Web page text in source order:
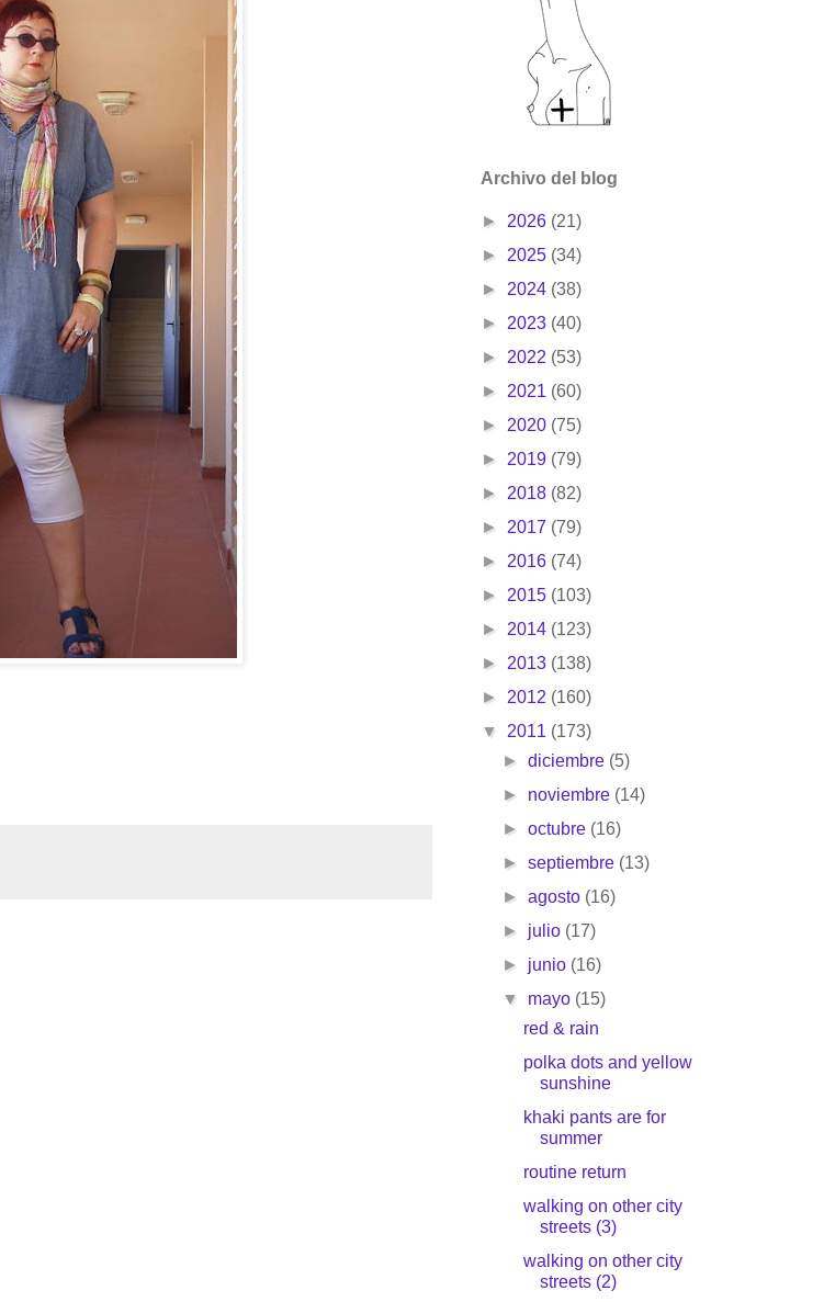
Archivo del blog
► 2026 (21)
► 2025 (34)
► 2024 (38)
► 2023 (40)
► 2022 (53)
► 2021 (60)
► 2020 (75)
► 2019 (79)
► 2018 (82)
► 2017 (79)
► 2016 (74)
► 2015 (103)
► 2014 (123)
► 2013 (138)
► 2012 (160)
▼ 2011 (173)
► diciembre (5)
► noviembre (14)
► octubre (16)
► septiembre (13)
► agosto (16)
► julio (17)
► junio (16)
▼ mayo (15)
red & rain
polka dots and yellow
sunshine
khaki pants are for
summer
routine return
walking on other city
streets (3)
walking on other city
streets (2)